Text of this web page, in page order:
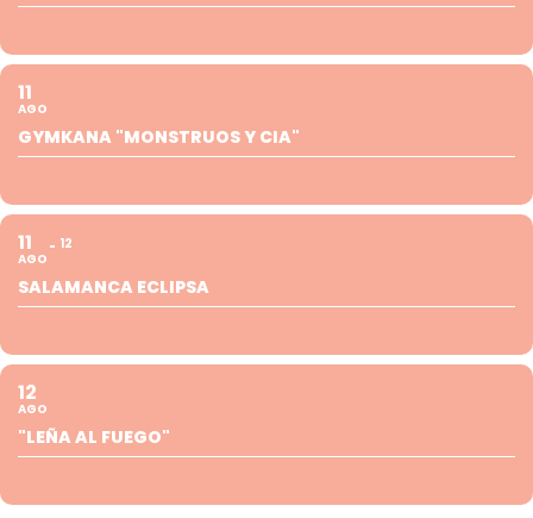
11
AGO
GYMKANA "MONSTRUOS Y CIA"
11
AGO
12
SALAMANCA ECLIPSA
12
AGO
"LEÑA AL FUEGO"